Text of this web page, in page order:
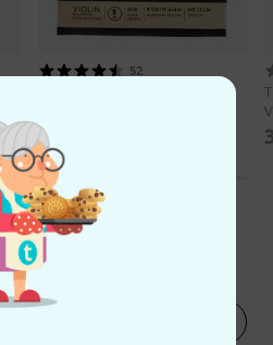
52
KS311W-4/4M Kaplan
4 599 Ft
értékelései